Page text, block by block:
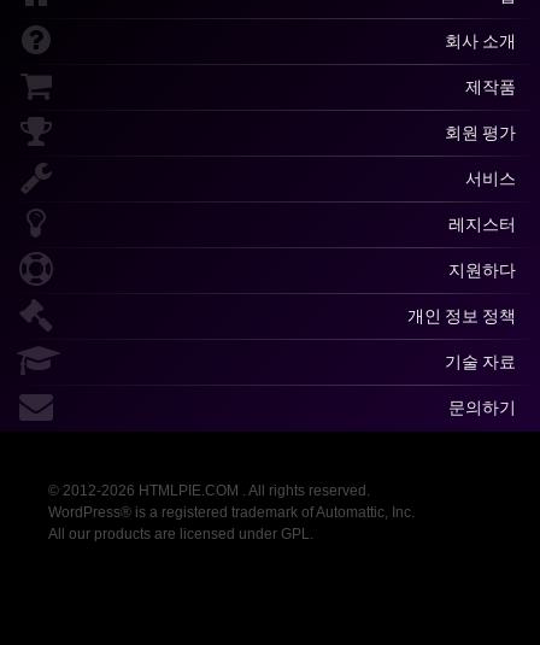
회사 소개
제작품
회원 평가
서비스
레지스터
지원하다
개인 정보 정책
기술 자료
문의하기
© 2012-2026 HTMLPIE.COM . All rights reserved.
WordPress® is a registered trademark of Automattic, Inc.
All our products are licensed under GPL.